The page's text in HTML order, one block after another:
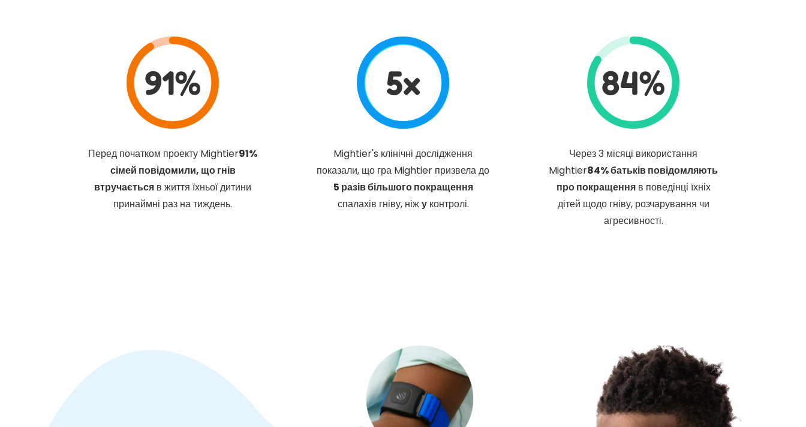
91%
Перед початком проекту Mightier91%
сімей повідомили, що гнів
втручається в життя їхньої дитини
принаймні раз на тиждень.
5x
Mightier's клінічні дослідження
показали, що гра Mightier призвела до
5 разів більшого покращення
спалахів гніву, ніжуконтролі.
84%
Через 3 місяці використання
Mightier84% батьків повідомляють
про покращенняв поведінці їхніх
дітей щодо гніву, розчарування чи
агресивності.